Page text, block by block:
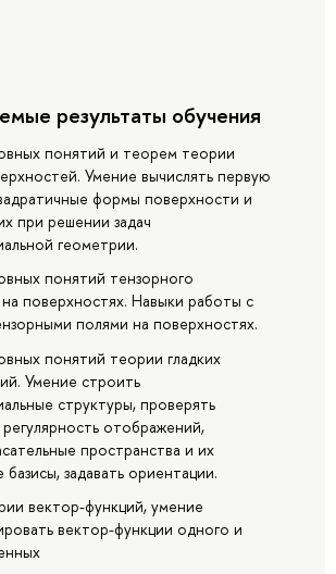
результаты обучения
понятий и теорем теории
Умение вычислять первую
формы поверхности и
при решении задач
геометрии.
понятий тензорного
поверхностях. Навыки работы с
полями на поверхностях.
понятий теории гладких
Умение строить
структуры, проверять
регулярность отображений,
пространства и их
задавать ориентации.
вектор-функций, умение
вектор-функции одного и